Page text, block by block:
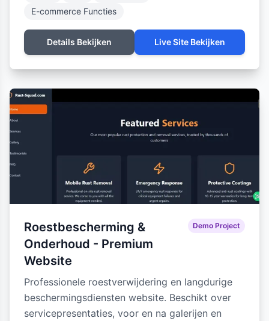
E-commerce Functies
Details Bekijken Live Site Bekijken
Roestbescherming &
Onderhoud - Premium
Website
Demo Project
Professionele roestverwijdering en langdurige
beschermingsdiensten website. Beschikt over
servicepresentaties, voor en na galerijen en